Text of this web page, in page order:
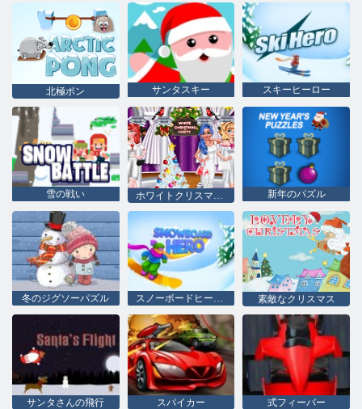
北極ポン サンタスキー スキーヒーロー
雪の戦い 新年のパズル
冬のジグソーパズル スノーボードヒーロー 素敵なクリスマス
サンタさんの飛行 スパイカー 式フィーバー